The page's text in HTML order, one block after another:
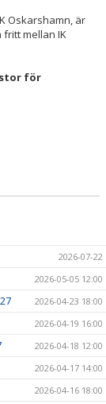
Oskarshamn, är
fritt mellan IK
för
2026-07-22
2026-05-05 12:00
2026-04-23 18:00
2026-04-19 16:00
2026-04-18 12:00
2026-04-17 14:00
2026-04-16 18:00